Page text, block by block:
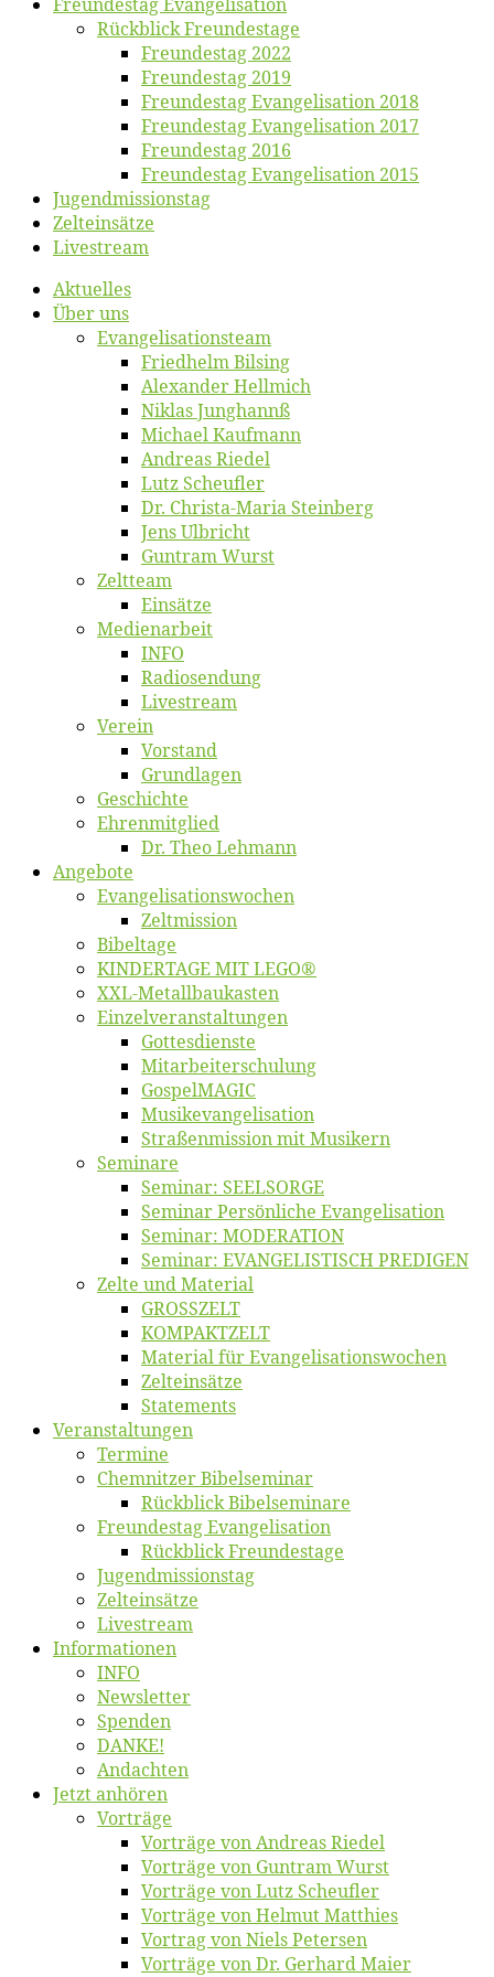
Rück­blick Freundestage
Freun­des­tag 2022
Freun­des­tag 2019
Freun­des­tag Evan­ge­li­sa­ti­on 2018
Freun­des­tag Evan­ge­li­sa­ti­on 2017
Freun­des­tag 2016
Freun­des­tag Evan­ge­li­sa­ti­on 2015
Jugend­mis­sions­tag
Zelt­ein­sät­ze
Live­stream
Ak­tu­el­les
Über uns
Evangelisa­tions­team
Fried­helm Bilsing
Alex­an­der Hellmich
Ni­klas Junghannß
Mi­cha­el Kaufmann
An­dre­as Riedel
Lutz Scheuf­ler
Dr. Chris­­ta-Ma­ria Steinberg
Jens Ulb­richt
Gun­tram Wurst
Zelt­team
Ein­sät­ze
Me­di­en­ar­beit
INFO
Ra­dio­sen­dung
Live­stream
Ver­ein
Vor­stand
Grund­la­gen
Ge­schich­te
Eh­ren­mit­glied
Dr. Theo Lehmann
An­ge­bo­te
Evangelisa­tions­wo­chen
Zelt­mis­si­on
Bi­bel­ta­ge
KINDERTAGE MIT LEGO®
XXL-Me­­tal­l­­bau­­kas­­ten
Einzelver­an­stal­tungen
Got­tes­diens­te
Mitarbeiter­schulung
Gos­pel­MA­GIC
Musikevan­ge­li­sa­tion
Straßenmis­sion mit Musikern
Se­mi­na­re
Se­mi­nar: SEELSORGE
Se­mi­nar Per­sön­li­che Evangelisation
Se­mi­nar: MODERATION
Se­mi­nar: EVANGELISTISCH PREDIGEN
Zel­te und Material
GROSSZELT
KOMPAKTZELT
Ma­te­ri­al für Evangelisationswochen
Zelt­ein­sät­ze
State­ments
Ver­an­stal­tun­gen
Ter­mi­ne
Chemnit­zer Bibelseminar
Rück­blick Bibelseminare
Freun­des­tag Evangelisation
Rück­blick Freundestage
Jugend­mis­sions­tag
Zelt­ein­sät­ze
Live­stream
Informatio­nen
INFO
News­let­ter
Spen­den
DANKE!
An­dach­ten
Jetzt an­hö­ren
Vor­trä­ge
Vor­trä­ge von An­dre­as Riedel
Vor­trä­ge von Gun­tram Wurst
Vor­trä­ge von Lutz Scheufler
Vor­trä­ge von Hel­mut Matthies
Vor­trag von Niels Petersen
Vor­trä­ge von Dr. Ger­hard Maier